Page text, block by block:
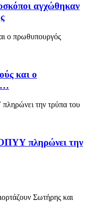
αγχώθηκαν
και ο
πληρώνει την